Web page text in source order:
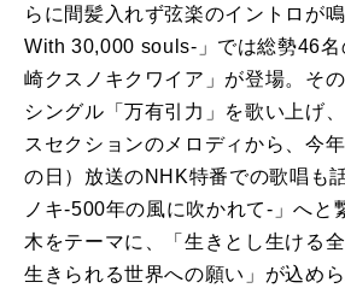
らに間髪入れず弦楽のイントロが
With 30,000 souls-」では総勢46名
崎クスノキクワイア」が登場。そ
シングル「万有引力」を歌い上げ
スセクションのメロディから、今
の日）放送のNHK特番での歌唱も
ノキ-500年の風に吹かれて-」へと
木をテーマに、「生きとし生ける
生きられる世界への願い」が込め